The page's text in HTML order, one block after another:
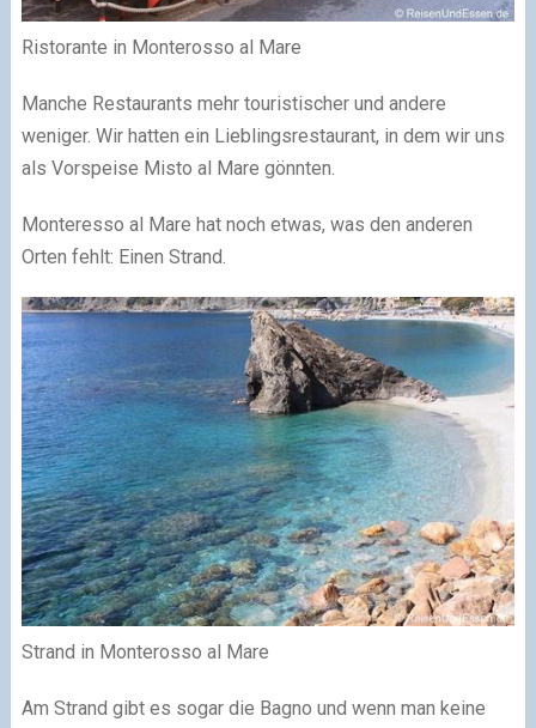
Ristorante in Monterosso al Mare
Manche Restaurants mehr touristischer und andere
weniger. Wir hatten ein Lieblingsrestaurant, in dem wir uns
als Vorspeise Misto al Mare gönnten.
Monteresso al Mare hat noch etwas, was den anderen
Orten fehlt: Einen Strand.
Strand in Monterosso al Mare
Am Strand gibt es sogar die Bagno und wenn man keine